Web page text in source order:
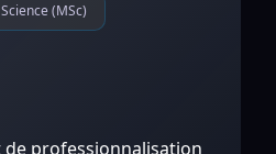
(MSc)
professionnalisation